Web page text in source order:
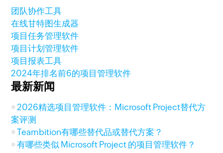
团队协作工具
在线甘特图生成器
项目任务管理软件
项目计划管理软件
项目报表工具
2024年排名前6的项目管理软件
最新新闻
2026精选项目管理软件：Microsoft Project替代方
案评测
Teambition有哪些替代品或替代方案？
有哪些类似 Microsoft Project 的项目管理软件？